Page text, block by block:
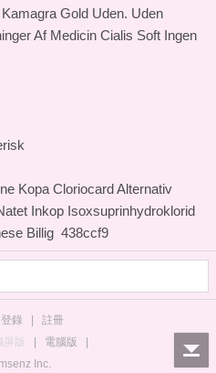
Gold Uden. Uden
Af Medicin Cialis Soft Ingen
Kopa Cloriocard Alternativ
Inkop Isoxsuprinhydroklorid
Billig 438ccf9
登錄
註冊
屏版 電腦版
Inc.